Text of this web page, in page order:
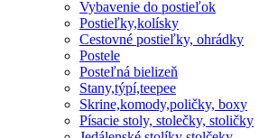
Vybavenie do postieľok
Postieľky,kolísky
Cestovné postieľky, ohrádky
Postele
Posteľná bielizeň
Stany,týpí,teepee
Skrine,komody,poličky, boxy
Písacie stoly, stolečky, stoličky